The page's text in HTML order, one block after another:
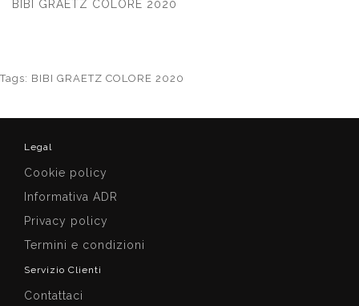
BIBI GRAETZ COLORE 2020
Tags: BIBI GRAETZ COLORE 2020
Legal
Cookie policy
Informativa ADR
Privacy policy
Termini e condizioni
Servizio Clienti
Contattaci